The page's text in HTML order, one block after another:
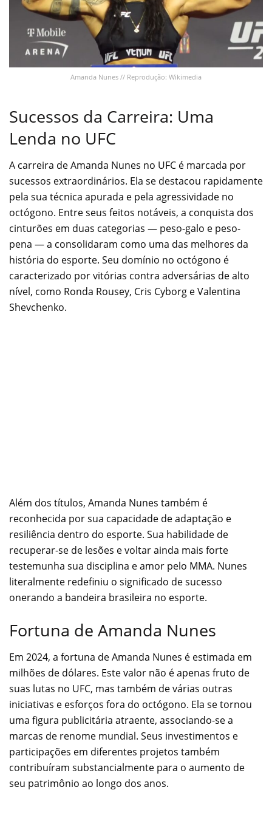
Amanda Nunes // Reprodução: Wikimedia
Sucessos da Carreira: Uma
Lenda no UFC
A carreira de Amanda Nunes no UFC é marcada por
sucessos extraordinários. Ela se destacou rapidamente
pela sua técnica apurada e pela agressividade no
octógono. Entre seus feitos notáveis, a conquista dos
cinturões em duas categorias — peso-galo e peso-
pena — a consolidaram como uma das melhores da
história do esporte. Seu domínio no octógono é
caracterizado por vitórias contra adversárias de alto
nível, como Ronda Rousey, Cris Cyborg e Valentina
Shevchenko.
Além dos títulos, Amanda Nunes também é
reconhecida por sua capacidade de adaptação e
resiliência dentro do esporte. Sua habilidade de
recuperar-se de lesões e voltar ainda mais forte
testemunha sua disciplina e amor pelo MMA. Nunes
literalmente redefiniu o significado de sucesso
onerando a bandeira brasileira no esporte.
Fortuna de Amanda Nunes
Em 2024, a fortuna de Amanda Nunes é estimada em
milhões de dólares. Este valor não é apenas fruto de
suas lutas no UFC, mas também de várias outras
iniciativas e esforços fora do octógono. Ela se tornou
uma figura publicitária atraente, associando-se a
marcas de renome mundial. Seus investimentos e
participações em diferentes projetos também
contribuíram substancialmente para o aumento de
seu patrimônio ao longo dos anos.